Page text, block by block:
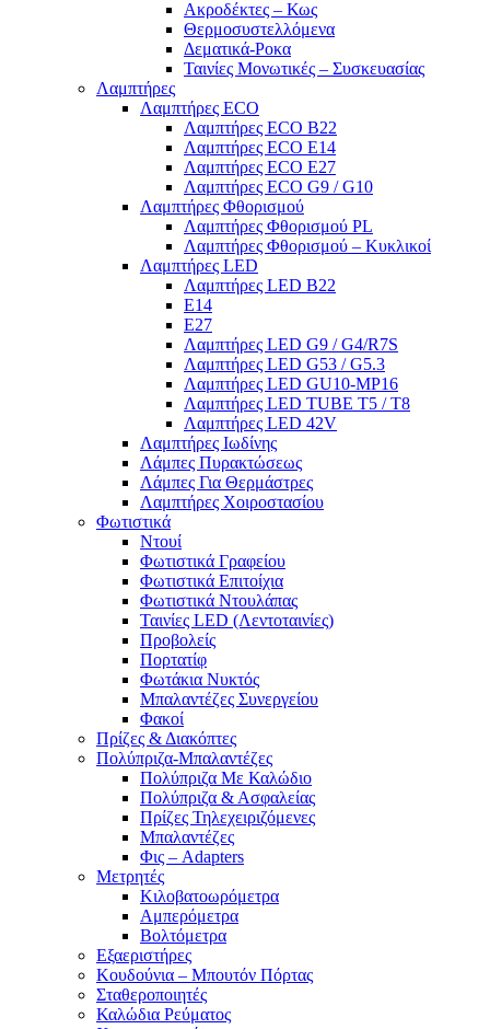
Ακροδέκτες – Κως
Θερμοσυστελλόμενα
Δεματικά-Ροκα
Ταινίες Μονωτικές – Συσκευασίας
Λαμπτήρες
Λαμπτήρες ECO
Λαμπτήρες ECO B22
Λαμπτήρες ECO E14
Λαμπτήρες ECO E27
Λαμπτήρες ECO G9 / G10
Λαμπτήρες Φθορισμού
Λαμπτήρες Φθορισμού PL
Λαμπτήρες Φθορισμού – Κυκλικοί
Λαμπτήρες LED
Λαμπτήρες LED B22
E14
E27
Λαμπτήρες LED G9 / G4/R7S
Λαμπτήρες LED G53 / G5.3
Λαμπτήρες LED GU10-ΜΡ16
Λαμπτήρες LED TUBE T5 / T8
Λαμπτήρες LED 42V
Λαμπτήρες Ιωδίνης
Λάμπες Πυρακτώσεως
Λάμπες Για Θερμάστρες
Λαμπτήρες Χοιροστασίου
Φωτιστικά
Ντουί
Φωτιστικά Γραφείου
Φωτιστικά Επιτοίχια
Φωτιστικά Ντουλάπας
Ταινίες LED (Λεντοταινίες)
Προβολείς
Πορτατίφ
Φωτάκια Νυκτός
Μπαλαντέζες Συνεργείου
Φακοί
Πρίζες & Διακόπτες
Πολύπριζα-Μπαλαντέζες
Πολύπριζα Με Καλώδιο
Πολύπριζα & Ασφαλείας
Πρίζες Τηλεχειριζόμενες
Μπαλαντέζες
Φις – Adapters
Μετρητές
Κιλοβατοωρόμετρα
Αμπερόμετρα
Βολτόμετρα
Εξαεριστήρες
Κουδούνια – Μπουτόν Πόρτας
Σταθεροποιητές
Καλώδια Ρεύματος